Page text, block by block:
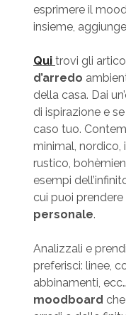
esprimere il
insieme,
Qui trovi gli
d’arredo
della casa. Dai
di ispirazione e
caso tuo.
minimal, nordico,
rustico,
esempi
cui puoi
personale.
Analizzali e
preferisci: linee,
abbinamenti,
moodboard